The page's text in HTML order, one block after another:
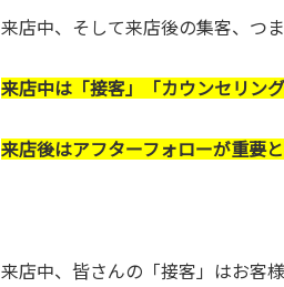
来店中、そして来店後の集客、つ
来店中は「接客」「カウンセリング
来店後はアフターフォローが重要と
来店中、皆さんの「接客」はお客